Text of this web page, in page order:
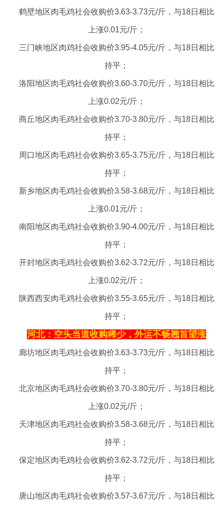
鹤壁地区肉毛鸡社会收购价3.63-3.73元/斤，与18日相比
上涨0.01元/斤；
三门峡地区肉鸡社会收购价3.95-4.05元/斤，与18日相比
持平；
洛阳地区肉毛鸡社会收购价3.60-3.70元/斤，与18日相比
上涨0.02元/斤；
商丘地区肉毛鸡社会收购价3.70-3.80元/斤，与18日相比
持平；
周口地区肉毛鸡社会收购价3.65-3.75元/斤，与18日相比
持平；
新乡地区肉毛鸡社会收购价3.58-3.68元/斤，与18日相比
上涨0.01元/斤；
南阳地区肉毛鸡社会收购价3.90-4.00元/斤，与18日相比
持平；
开封地区肉毛鸡社会收购价3.62-3.72元/斤，与18日相比
上涨0.02元/斤；
陕西西安肉毛鸡社会收购价3.55-3.65元/斤，与18日相比
持平；
河北：空头当道收购稀少，外运不畅翘首望涨
廊坊地区肉毛鸡社会收购价3.63-3.73元/斤，与18日相比
持平；
北京地区肉毛鸡社会收购价3.70-3.80元/斤，与18日相比
上涨0.02元/斤；
天津地区肉毛鸡社会收购价3.58-3.68元/斤，与18日相比
持平；
保定地区肉毛鸡社会收购价3.62-3.72元/斤，与18日相比
持平；
唐山地区肉毛鸡社会收购价3.57-3.67元/斤，与18日相比